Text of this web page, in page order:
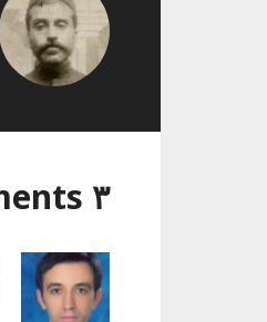
۳ Comments